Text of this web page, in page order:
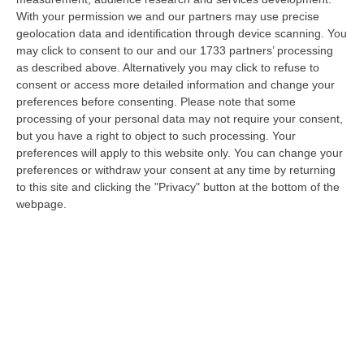
With your permission we and our partners may use precise
geolocation data and identification through device scanning. You
may click to consent to our and our 1733 partners’ processing
as described above. Alternatively you may click to refuse to
consent or access more detailed information and change your
preferences before consenting. Please note that some
processing of your personal data may not require your consent,
but you have a right to object to such processing. Your
preferences will apply to this website only. You can change your
preferences or withdraw your consent at any time by returning
to this site and clicking the "Privacy" button at the bottom of the
webpage.
Meteo, Ondata Di Caldo Estremo Fino A Ferragosto
“Nella giornata di oggi ancora temporali, in alcuni casi molto intensi, sui
rilievi di Alpi e Appennini, e in locale estensione fin verso le…
09 Agosto, 15:10
Razionalizzazione Della Spesa Sanitaria E Acquisti Sotto Controllo.
La Strategia “anti-Sprechi” Della Regione
“CATANZARO La razionalizzazione della spesa sanitaria passa dalla
centralizzazione degli acquisti. È una delle direttrici individuate dalla…
09 Agosto, 14:37